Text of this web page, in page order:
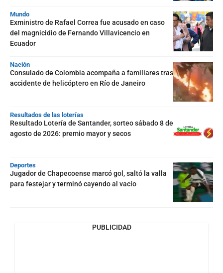
Mundo
Exministro de Rafael Correa fue acusado en caso
del magnicidio de Fernando Villavicencio en
Ecuador
Nación
Consulado de Colombia acompaña a familiares tras
accidente de helicóptero en Río de Janeiro
Resultados de las loterías
Resultado Lotería de Santander, sorteo sábado 8 de
agosto de 2026: premio mayor y secos
Deportes
Jugador de Chapecoense marcó gol, saltó la valla
para festejar y terminó cayendo al vacío
PUBLICIDAD